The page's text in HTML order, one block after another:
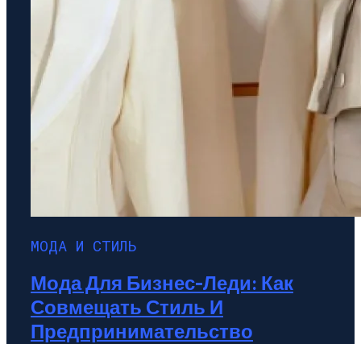
МОДА И СТИЛЬ
Мода Для Бизнес-Леди: Как
Совмещать Стиль И
Предпринимательство